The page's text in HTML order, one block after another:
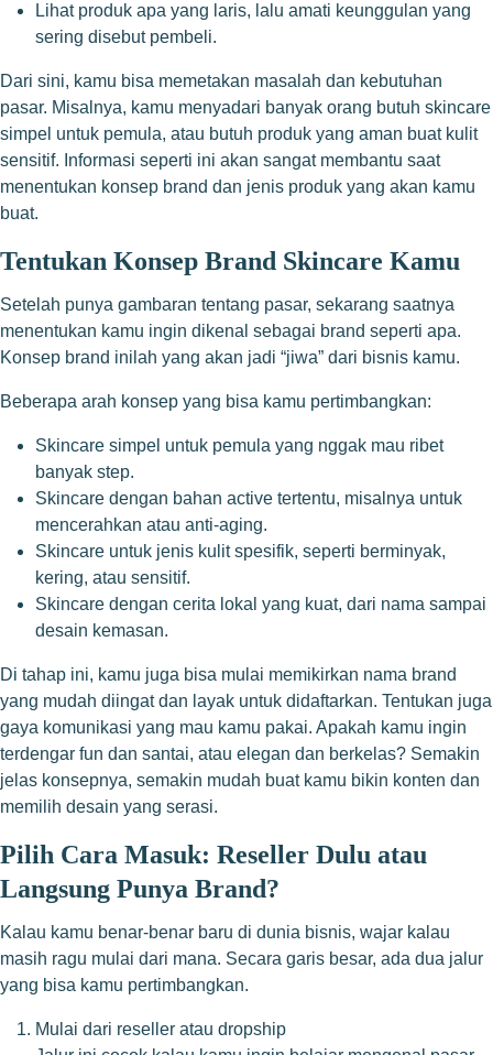
Lihat produk apa yang laris, lalu amati keunggulan yang
sering disebut pembeli.
Dari sini, kamu bisa memetakan masalah dan kebutuhan
pasar. Misalnya, kamu menyadari banyak orang butuh skincare
simpel untuk pemula, atau butuh produk yang aman buat kulit
sensitif. Informasi seperti ini akan sangat membantu saat
menentukan konsep brand dan jenis produk yang akan kamu
buat.
Tentukan Konsep Brand Skincare Kamu
Setelah punya gambaran tentang pasar, sekarang saatnya
menentukan kamu ingin dikenal sebagai brand seperti apa.
Konsep brand inilah yang akan jadi “jiwa” dari bisnis kamu.
Beberapa arah konsep yang bisa kamu pertimbangkan:
Skincare simpel untuk pemula yang nggak mau ribet
banyak step.
Skincare dengan bahan active tertentu, misalnya untuk
mencerahkan atau anti-aging.
Skincare untuk jenis kulit spesifik, seperti berminyak,
kering, atau sensitif.
Skincare dengan cerita lokal yang kuat, dari nama sampai
desain kemasan.
Di tahap ini, kamu juga bisa mulai memikirkan nama brand
yang mudah diingat dan layak untuk didaftarkan. Tentukan juga
gaya komunikasi yang mau kamu pakai. Apakah kamu ingin
terdengar fun dan santai, atau elegan dan berkelas? Semakin
jelas konsepnya, semakin mudah buat kamu bikin konten dan
memilih desain yang serasi.
Pilih Cara Masuk: Reseller Dulu atau
Langsung Punya Brand?
Kalau kamu benar-benar baru di dunia bisnis, wajar kalau
masih ragu mulai dari mana. Secara garis besar, ada dua jalur
yang bisa kamu pertimbangkan.
Mulai dari reseller atau dropship